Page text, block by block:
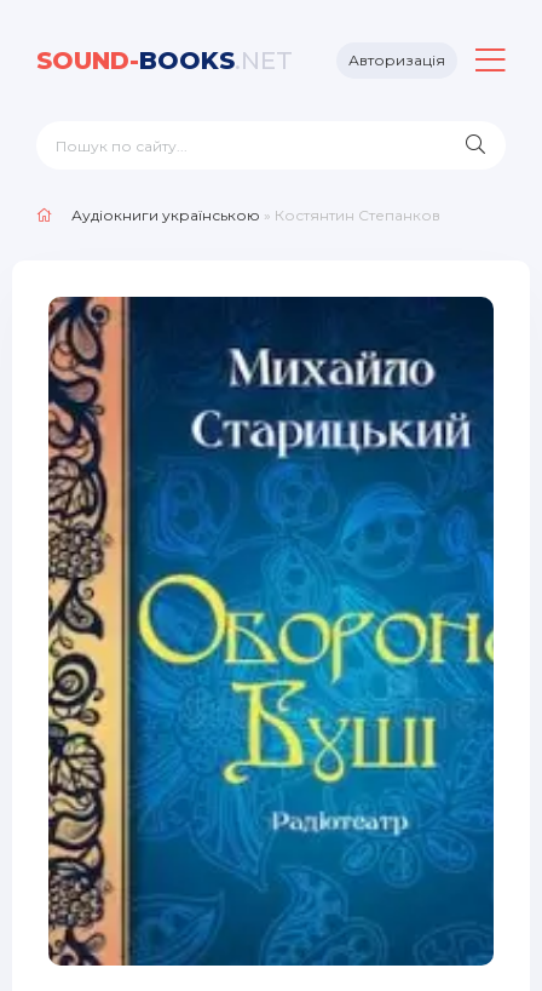
SOUND-BOOKS.NET Авторизація
Аудіокниги українською » Костянтин Степанков